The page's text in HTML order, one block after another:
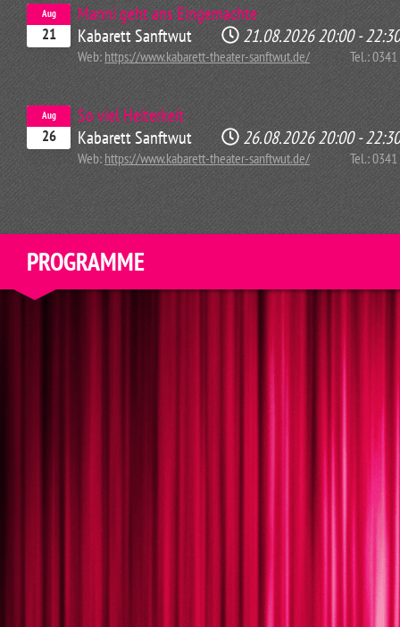
21
Aug
Manni geht ans Eingemachte
Kabarett Sanftwut
21.08.202620:00 -
Web:https://www.kabarett-theater-sanftwut.de/ Tel.:
26
Aug
So viel Heiterkeit
Kabarett Sanftwut
26.08.202620:00 -
Web: https://www.kabarett-theater-sanftwut.de/ Tel.:
PROGRAMME